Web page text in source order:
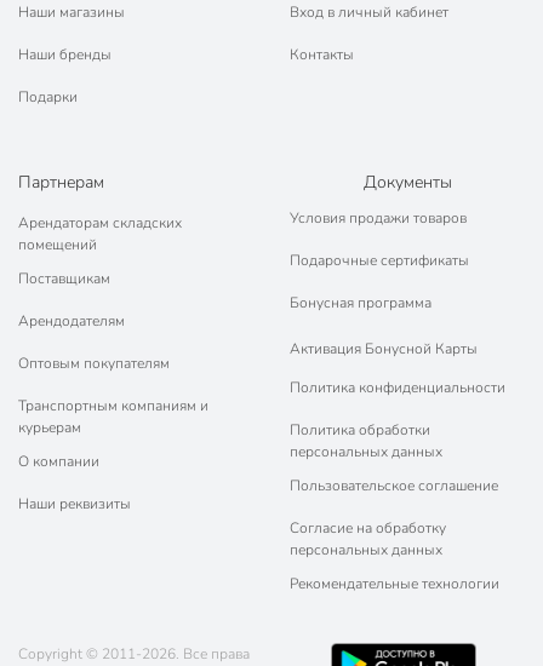
Тип поверхности
Тип тары
банка
Возможность колеровки
колеровки
Разбавитель
уайт-спирит
Марка эмали
ПФ-266
Модель
ПФ-266
2.75 кг
Габариты упаковки
16 x 16 x 17 см
Наши магазины
Наши бренды
Подарки
Вход в личный кабинет
Контакты
Партнерам
Арендаторам складских
помещений
Поставщикам
Арендодателям
Оптовым покупателям
Транспортным компаниям и
курьерам
О компании
Наши реквизиты
Документы
Условия продажи товаров
Подарочные сертификаты
Бонусная программа
Активация Бонусной Карты
Политика конфиденциальности
Политика обработки
персональных данных
Пользовательское соглашение
Согласие на обработку
персональных данных
Рекомендательные технологии
Copyright © 2011-2026. Все права